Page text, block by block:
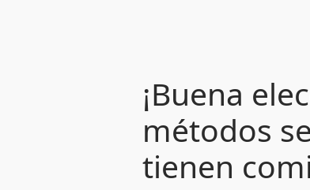
¡Buena
métodos
tienen